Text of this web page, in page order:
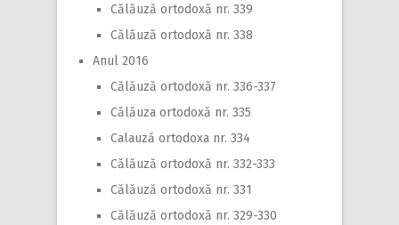
Călăuză ortodoxă nr. 339
Călăuză ortodoxă nr. 338
Anul 2016
Călăuză ortodoxă nr. 336-337
Călăuza ortodoxă nr. 335
Calauză ortodoxa nr. 334
Călăuză ortodoxă nr. 332-333
Călăuză ortodoxă nr. 331
Călăuză ortodoxă nr. 329-330